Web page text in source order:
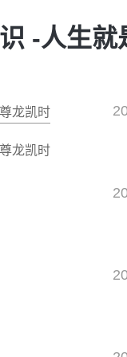
-人生
龙凯时
龙凯时